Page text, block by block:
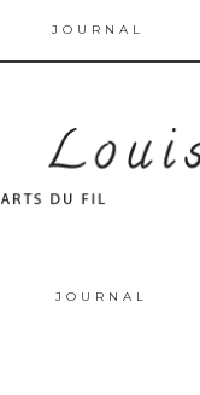
JOURNAL
JOURNAL